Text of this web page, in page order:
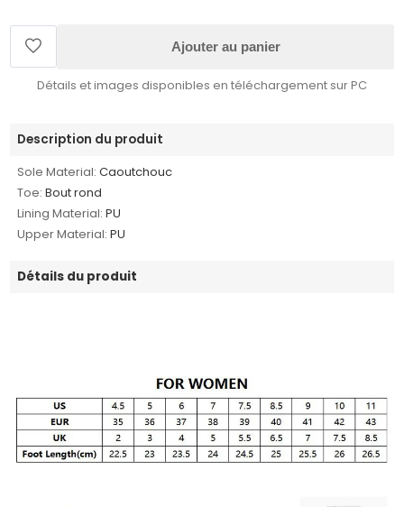
Ajouter au panier
Détails et images disponibles en téléchargement sur PC
Description du produit
Sole Material: Caoutchouc
Toe: Bout rond
Lining Material: PU
Upper Material: PU
Détails du produit